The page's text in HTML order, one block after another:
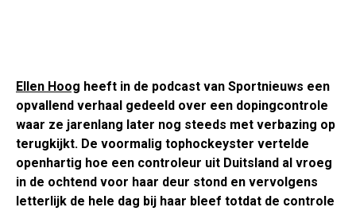
Ellen Hoog heeft in de podcast van Sportnieuws een
opvallend verhaal gedeeld over een dopingcontrole
waar ze jarenlang later nog steeds met verbazing op
terugkijkt. De voormalig tophockeyster vertelde
openhartig hoe een controleur uit Duitsland al vroeg
in de ochtend voor haar deur stond en vervolgens
letterlijk de hele dag bij haar bleef totdat de controle